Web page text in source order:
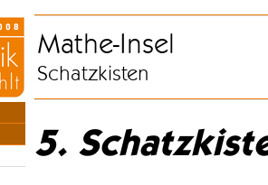
Mathe-Insel
Schatzkisten
5.